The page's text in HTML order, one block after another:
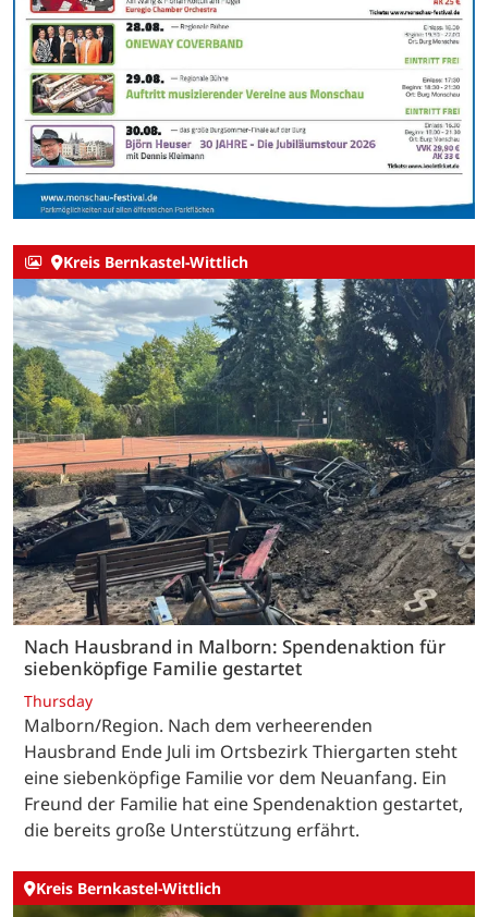
Kreis Bernkastel-Wittlich
Nach Hausbrand in Malborn: Spendenaktion für
siebenköpfige Familie gestartet
Thursday
Malborn/Region. Nach dem verheerenden
Hausbrand Ende Juli im Ortsbezirk Thiergarten steht
eine siebenköpfige Familie vor dem Neuanfang. Ein
Freund der Familie hat eine Spendenaktion gestartet,
die bereits große Unterstützung erfährt.
Kreis Bernkastel-Wittlich